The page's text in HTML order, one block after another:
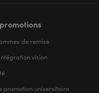
de remise
vision
promotion universitaire